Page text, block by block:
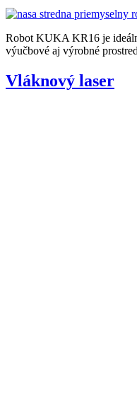
Robot KUKA KR16 je
výučbové aj výrobné
Vláknový laser